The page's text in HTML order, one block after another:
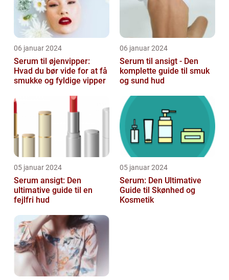
06 januar 2024
Serum til øjenvipper:
Hvad du bør vide for at få
smukke og fyldige vipper
06 januar 2024
Serum til ansigt - Den
komplette guide til smuk
og sund hud
05 januar 2024
Serum ansigt: Den
ultimative guide til en
fejlfri hud
05 januar 2024
Serum: Den Ultimative
Guide til Skønhed og
Kosmetik